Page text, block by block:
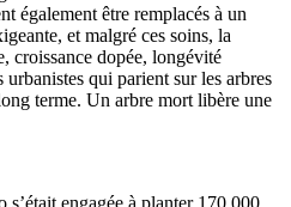
également être remplacés à un
et malgré ces soins, la
croissance dopée, longévité
qui parient sur les arbres
terme. Un arbre mort libère une